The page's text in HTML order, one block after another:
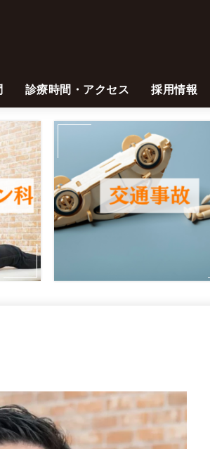
診療時間・アクセス 採用情報
医師
理学療法士
受付・事務
看護師
放射線技師